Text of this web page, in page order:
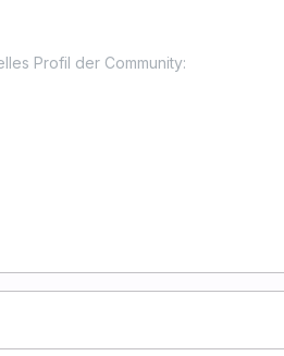
Profil der Community: